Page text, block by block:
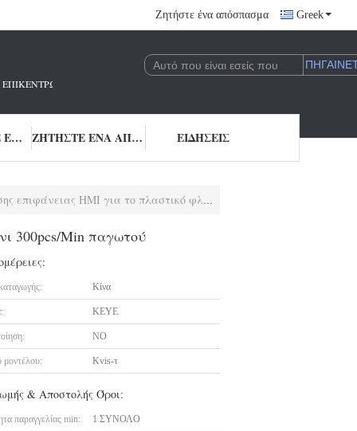
Ζητήστε ένα απόσπασμα Greek
ΠΟΥ ΕΠΙΚΕΝΤΡΏΝΕΤΑΙ ΣΤΗΝ ΈΡΕΥΝΑ ΚΑΙ ΑΝΆΠΤΥΞΗ ΚΑΙ ΤΗΝ
ΜΑΣ ΕΛΆΤΕ ΣΕ ΕΠΑΦΉ ΜΕ ΖΗΤΉΣΤΕ ΈΝΑ ΑΠΌΣΠΑΣΜΑ ΕΙΔΉΣΕΙΣ
HMI για το πλαστικό φλυτζάνι 300pcs/Min παγωτού
300pcs/Min παγωτού
Κίνα
KEYE
NO
μοντέλου: Kvis-τ
& Αποστολής Όροι:
παραγγελίας min: 1 ΣΥΝΟΛΟ